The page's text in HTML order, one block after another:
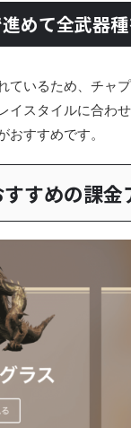
めて全武器種
ているため、チャ
イスタイルに合わ
すすめです。
すめの課金